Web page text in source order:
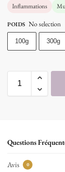
Inflammations
POIDS No selection
100g 300g
Questions
Avis 0